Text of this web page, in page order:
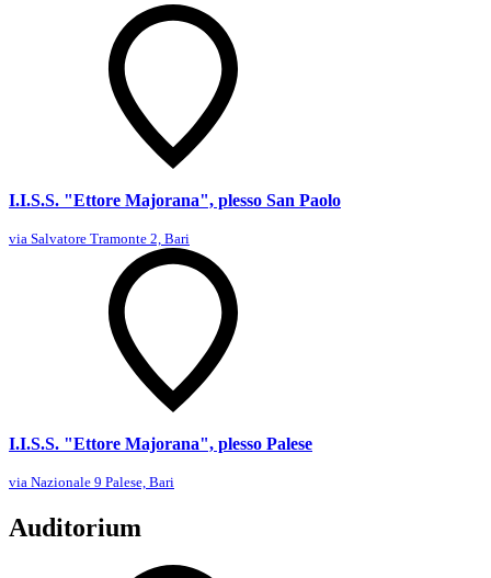
I.I.S.S. "Ettore Majorana", plesso San Paolo
via Salvatore Tramonte 2, Bari
I.I.S.S. "Ettore Majorana", plesso Palese
via Nazionale 9 Palese, Bari
Auditorium